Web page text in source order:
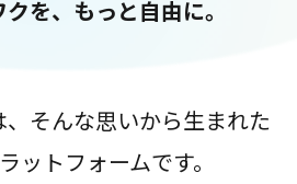
を、もっと自由に。
、そんな思いから生まれた
ットフォームです。